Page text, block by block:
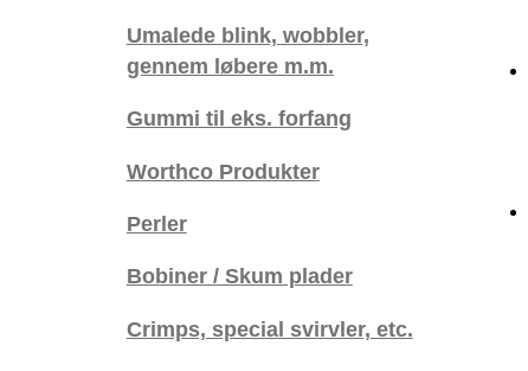
Umalede blink, wobbler,
gennem løbere m.m.
Gummi til eks. forfang
Worthco Produkter
Perler
Bobiner / Skum plader
Crimps, special svirvler, etc.